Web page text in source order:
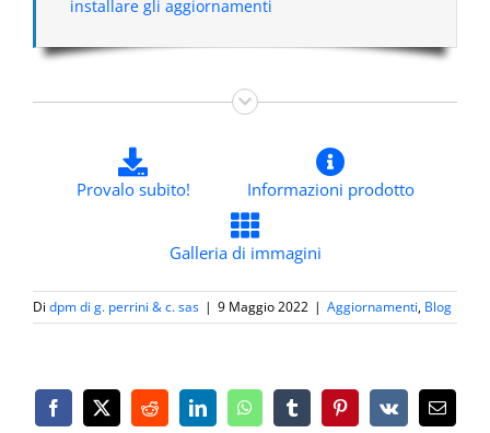
installare gli aggiornamenti
Provalo subito! Informazioni prodotto
Galleria di immagini
Di dpm di g. perrini & c. sas | 9 Maggio 2022 | Aggiornamenti, Blog
Facebook
X RedditLinkedInWhatsAppTumblrPinterest
Vk Email